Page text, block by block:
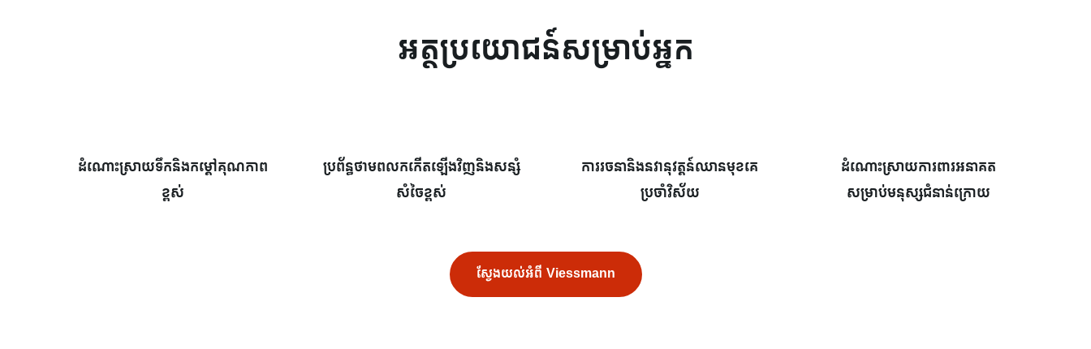
អត្ថប្រយោជន៍សម្រាប់អ្នក
ដំណោះស្រាយទឹកនិងកម្ដៅគុណភាព
ខ្ពស់
ប្រព័ន្ធថាមពលកកើតឡើងវិញនិងសន្សំ
សំចៃខ្ពស់
ការរចនានិងនវានុវត្តន៍ឈានមុខគេ
ប្រចាំវិស័យ
ដំណោះស្រាយការពារអនាគត
សម្រាប់មនុស្សជំនាន់ក្រោយ
ស្វែងយល់អំពី Viessmann